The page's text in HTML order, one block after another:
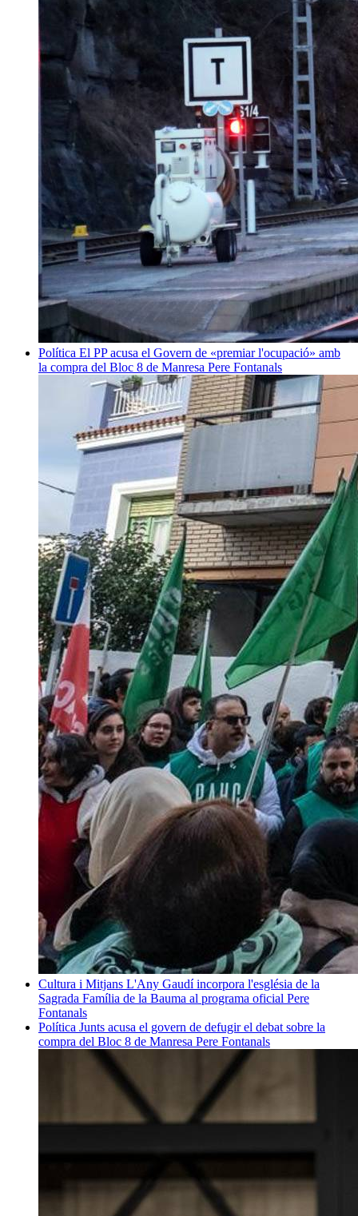
Política El PP acusa el Govern de «premiar l'ocupació» amb
la compra del Bloc 8 de Manresa Pere Fontanals
Cultura i Mitjans L'Any Gaudí incorpora l'església de la
Sagrada Família de la Bauma al programa oficial Pere
Fontanals
Política Junts acusa el govern de defugir el debat sobre la
compra del Bloc 8 de Manresa Pere Fontanals